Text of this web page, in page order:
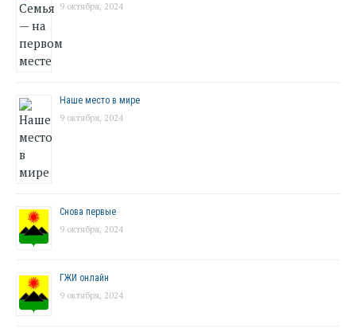
9 октября, 2024
Наше место в мире
9 октября, 2024
Снова первые
9 октября, 2024
ГЖИ онлайн
9 октября, 2024